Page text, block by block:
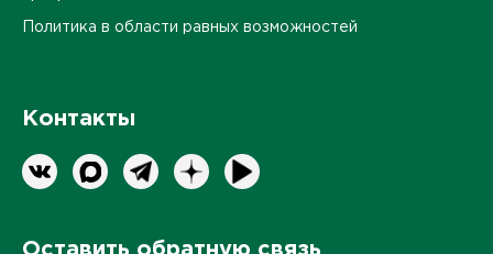
Политика в области равных возможностей
Контакты
Оставить обратную связь